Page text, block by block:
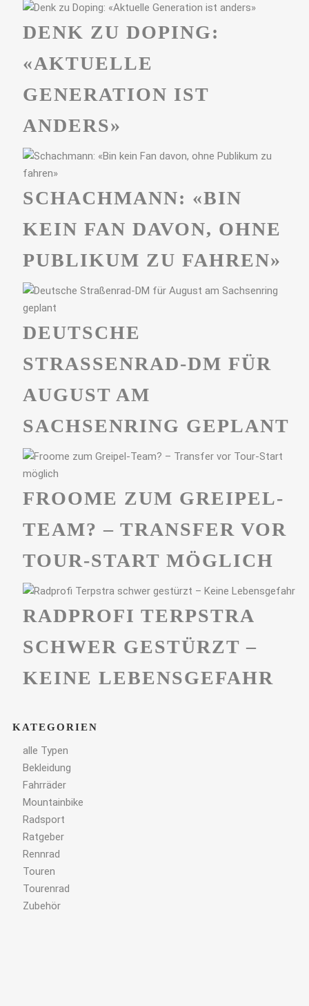
DENK ZU DOPING:
«AKTUELLE
GENERATION IST
ANDERS»
SCHACHMANN: «BIN
KEIN FAN DAVON, OHNE
PUBLIKUM ZU FAHREN»
DEUTSCHE
STRASSENRAD-DM FÜR A
UGUST AM S
ACHSENRING GEPLANT
FROOME ZUM GREIPEL-
TEAM? – TRANSFER VOR
TOUR-START MÖGLICH
RADPROFI TERPSTRA
SCHWER GESTÜRZT –
KEINE LEBENSGEFAHR
KATEGORIEN
alle Typen
Bekleidung
Fahrräder
Mountainbike
Radsport
Ratgeber
Rennrad
Touren
Tourenrad
Zubehör